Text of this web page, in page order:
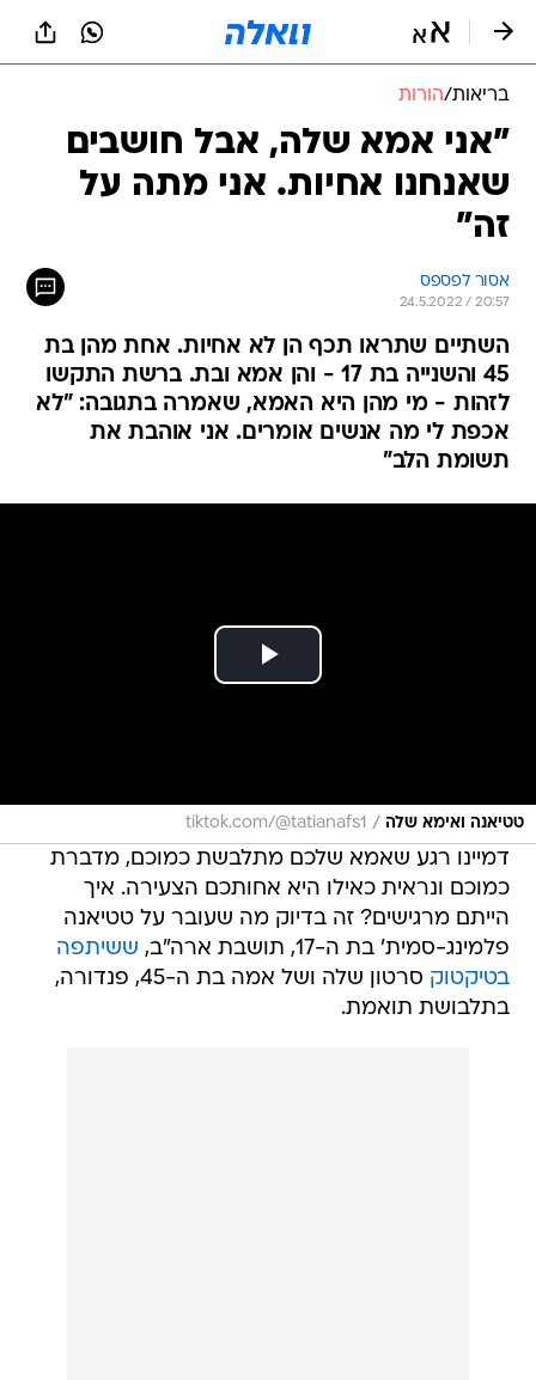
בריאות/הורות
"אני אמא שלה, אבל חושבים
שאנחנו אחיות. אני מתה על
זה"
אסור לפספס
24.5.2022 / 20:57
השתיים שתראו תכף הן לא אחיות. אחת מהן בת
45 והשנייה בת 17 - והן אמא ובת. ברשת התקשו
לזהות - מי מהן היא האמא, שאמרה בתגובה: "לא
אכפת לי מה אנשים אומרים. אני אוהבת את
תשומת הלב"
טטיאנה ואימא שלה /
tiktok.com/@tatianafs1
דמיינו רגע שאמא שלכם מתלבשת כמוכם, מדברת
כמוכם ונראית כאילו היא אחותכם הצעירה. איך
הייתם מרגישים? זה בדיוק מה שעובר על טטיאנה
פלמינג-סמית' בת ה-17, תושבת ארה"ב,
ששיתפה
בטיקטוק
סרטון שלה ושל אמה בת ה-45, פנדורה,
בתלבושת תואמת.